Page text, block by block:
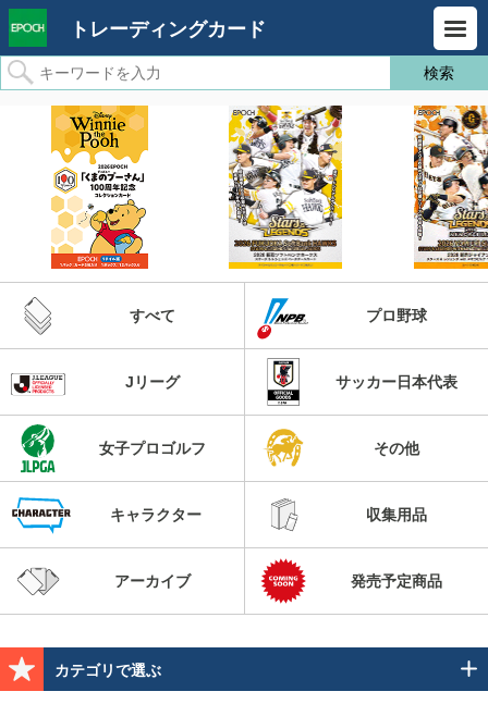
トレーディングカード
すべて プロ野球
Jリーグ サッカー日本代表
女子プロゴルフ その他
キャラクター 収集用品
アーカイブ 発売予定商品
カテゴリで選ぶ